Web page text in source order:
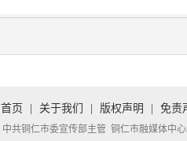
首页 关于我们 版权声明 免责
中共铜仁市委宣传部主管 铜仁市融媒体中心